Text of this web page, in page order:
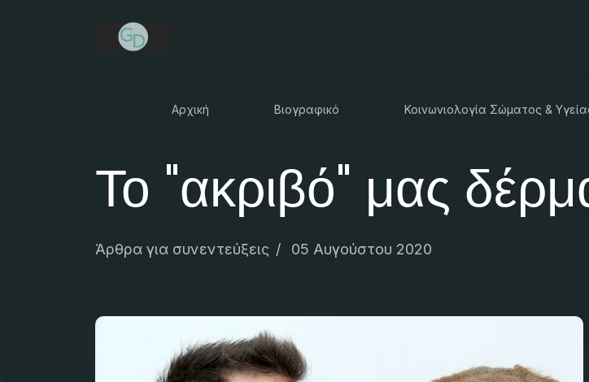
Αρχική Βιογραφικό Κοινωνιολογία Σώματος &
Το "ακριβό" μας
Άρθρα για συνεντεύξεις 05 Αυγούστου 2020